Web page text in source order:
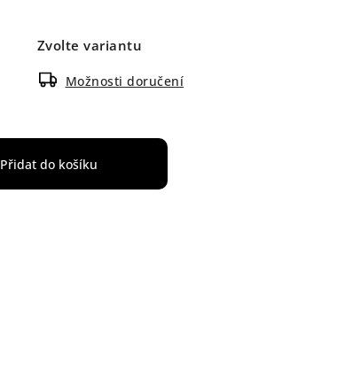
Zvolte variantu
Možnosti doručení
Přidat do košíku